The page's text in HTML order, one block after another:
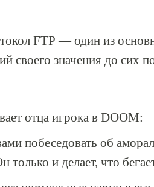
FTP — один из
своего значения до сих
отца игрока в DOOM:
побеседовать об
только и делает, что